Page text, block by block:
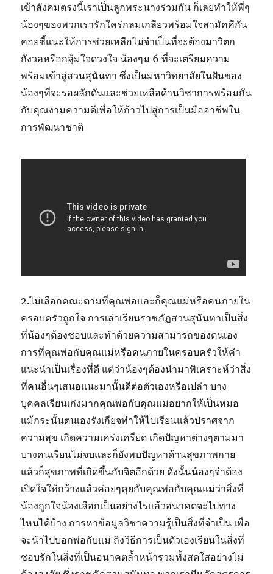
เข้าสังคมตรงนี้เราเป็นลูกพระนางร่วมกัน ก็เลยทำให้พี่ๆ
น้องๆของพวกเรารักใคร่กลมเกลียวพร้อมใจสามัคคีกัน
คอยชี้แนะให้การช่วยเหลือไม่จำเป็นที่จะต้องมาวิตก
กังวลหรือกลุ้มใจดวงใจ น้องๆม 6 ที่จะเตรียมความ
พร้อมเข้าสู่สวนสุนันทา ซึ่งเป็นมหาวิทยาลัยในฝันของ
น้องๆที่จะรอผลักดันและช่วยเหลือด้านวิชาการพร้อมกัน
กับคุณงามความดีเพื่อให้ก้าวไปสู่การเป็นมืออาชีพใน
การพัฒนาชาติ
2.ไม่เลือกคณะตามที่คุณพ่อและก็คุณแม่หรือคนภายใน
ครอบครัวถูกใจ การเล่าเรียนราชภัฏสวนสุนันทาเป็นสิ่ง
ที่น้องๆต้องชอบและทำด้วยความสามารถของตนเอง
การที่คุณพ่อกับคุณแม่หรือคนภายในครอบครัวให้คำ
แนะนำเป็นเรื่องที่ดี แต่ว่าน้องๆต้องนำมาพิเคราะห์ว่าสิ่ง
ที่คนอื่นๆเสนอแนะมานั้นดีต่อตัวเองหรือเปล่า บาง
บุคคลเรียนเก่งมากคุณพ่อกับคุณแม่อยากให้เป็นหมอ
แม้กระนั้นตนเองรังเกียจทำให้ไปเรียนแล้วปราศจาก
ความสุข เกิดความเคร่งเครียด เกิดปัญหาต่างๆตามมา
บางคนเรียนไม่จบและก็ยังพบปัญหาด้านสุขภาพกาย
แล้วก็สุขภาพที่เกิดขึ้นกับจิตอีกด้วย ดังนั้นน้องๆจำต้อง
เปิดใจให้กว้างแล้วค่อยๆคุยกับคุณพ่อกับคุณแม่ว่าสิ่งที่
น้องถูกใจน้องเลือกเป็นอย่างไรแล้วอนาคตจะไปทาง
ไหนได้บ้าง การหาข้อมูลวิชาความรู้เป็นสิ่งที่จำเป็น เพื่อ
จะนำไปบอกพ่อกับแม่ ถึงวิธีการเป็นตัวเองเรียนในสิ่งที่
ชอบรักในสิ่งที่เป็นอนาคตล้ำหน้ารวมทั้งสดใสอย่างไม่